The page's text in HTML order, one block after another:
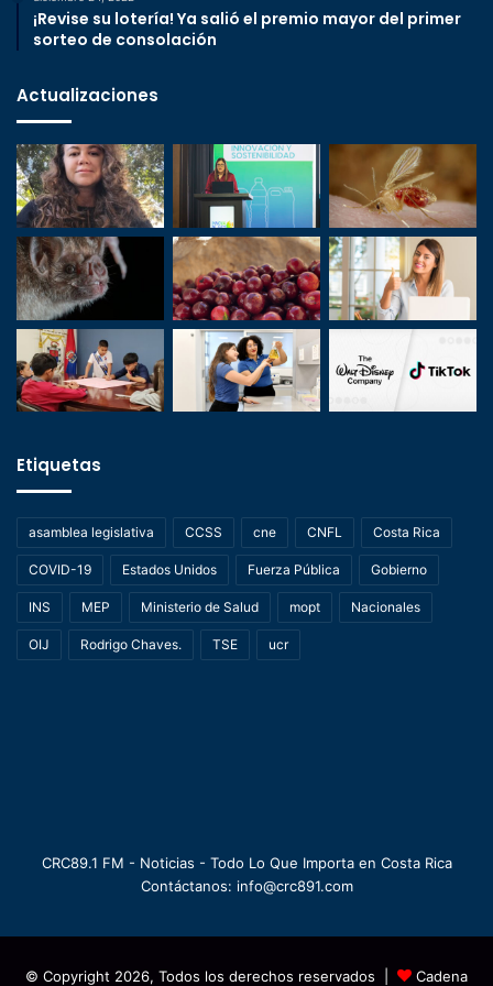
¡Revise su lotería! Ya salió el premio mayor del primer
sorteo de consolación
Actualizaciones
Etiquetas
asamblea legislativa CCSS cne CNFL Costa Rica
COVID-19 Estados Unidos Fuerza Pública Gobierno
INS MEP Ministerio de Salud mopt Nacionales
OIJ Rodrigo Chaves. TSE ucr
CRC89.1 FM - Noticias - Todo Lo Que Importa en Costa Rica
Contáctanos: info@crc891.com
© Copyright 2026, Todos los derechos reservados | Cadena